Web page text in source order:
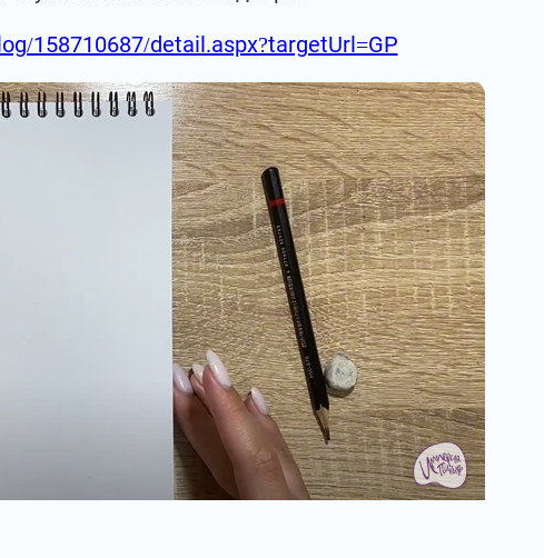
158710687/detail.aspx?targetUrl=GP